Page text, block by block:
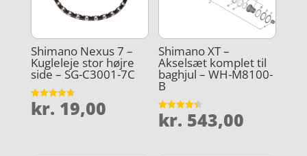
Shimano Nexus 7 –
Kugleleje stor højre
side – SG-C3001-7C
Vurderet
4.7
kr. 19,00
Shimano XT –
Akselsæt komplet til
baghjul – WH-M8100-
B
Vurderet
4.4
kr. 543,00